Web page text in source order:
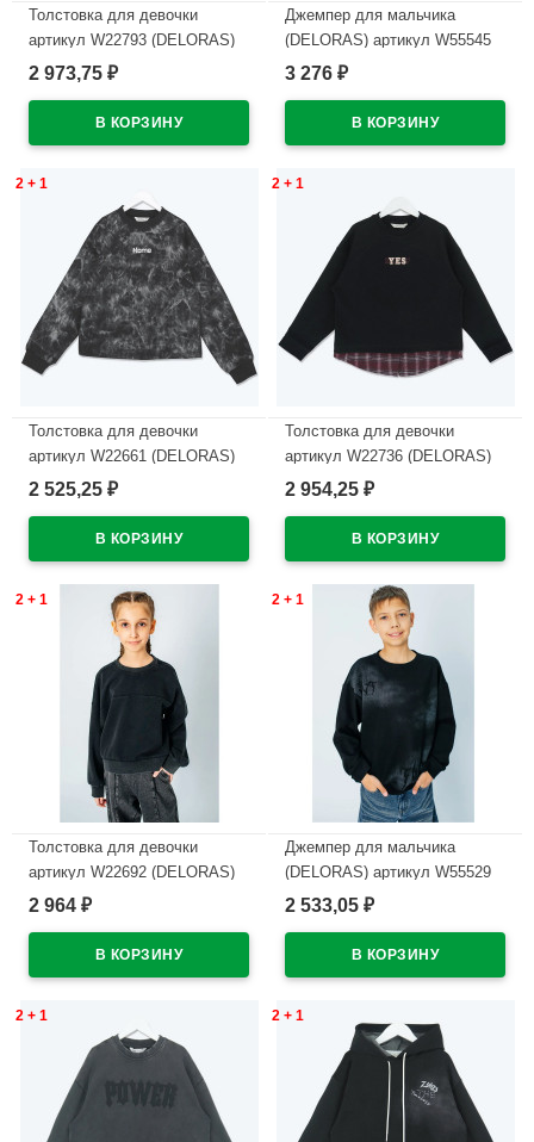
Толстовка для девочки
артикул W22793 (DELORAS)
размер цвет черный
2 973,75 ₽
Джемпер для мальчика
(DELORAS) артикул W55545
размер 34/134-44/164 цвет
3 276 ₽
2 + 1
Толстовка для девочки
артикул W22661 (DELORAS)
размер цвет черный
2 525,25 ₽
2 + 1
Толстовка для девочки
артикул W22736 (DELORAS)
размер цвет черный
2 954,25 ₽
2 + 1
Толстовка для девочки
артикул W22692 (DELORAS)
размер цвет черный
2 964 ₽
2 + 1
Джемпер для мальчика
(DELORAS) артикул W55529
размер 34/134-44/164 цвет
2 533,05 ₽
2 + 1 2 + 1